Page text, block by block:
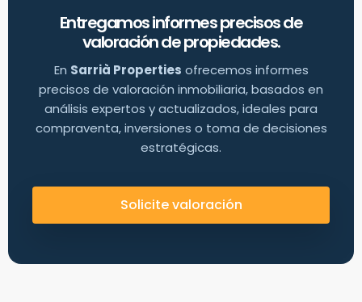
Entregamos informes precisos de
valoración de propiedades.
En Sarrià Properties ofrecemos informes
precisos de valoración inmobiliaria, basados en
análisis expertos y actualizados, ideales para
compraventa, inversiones o toma de decisiones
estratégicas.
Solicite valoración